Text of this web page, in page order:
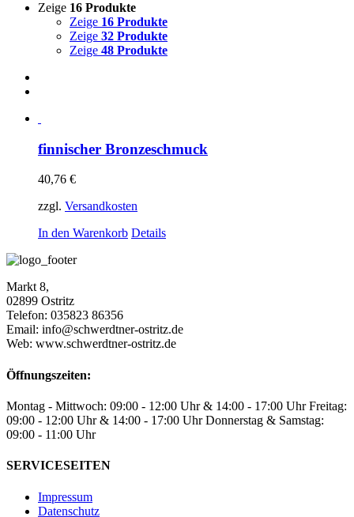
Zeige 16 Produkte
Zeige 16 Produkte
Zeige 32 Produkte
Zeige 48 Produkte
finnischer Bronzeschmuck
40,76 €
zzgl. Versandkosten
In den Warenkorb Details
Markt 8,
02899 Ostritz
Telefon: 035823 86356
Email: info@schwerdtner-ostritz.de
Web: www.schwerdtner-ostritz.de
Öffnungszeiten:
Montag - Mittwoch: 09:00 - 12:00 Uhr & 14:00 - 17:00 Uhr Freitag:
09:00 - 12:00 Uhr & 14:00 - 17:00 Uhr Donnerstag & Samstag:
09:00 - 11:00 Uhr
SERVICESEITEN
Impressum
Datenschutz